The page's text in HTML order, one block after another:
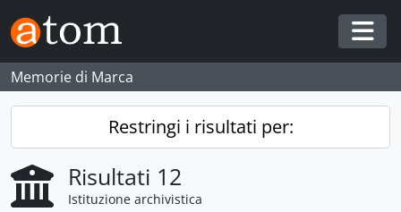
Skip to main content
Memorie di Marca
Restringi i risultati per:
Risultati 12
Istituzione archivistica